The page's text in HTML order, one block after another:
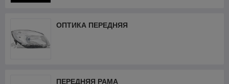
ОПТИКА ПЕРЕДНЯЯ
ПЕРЕДНЯЯ РАМА